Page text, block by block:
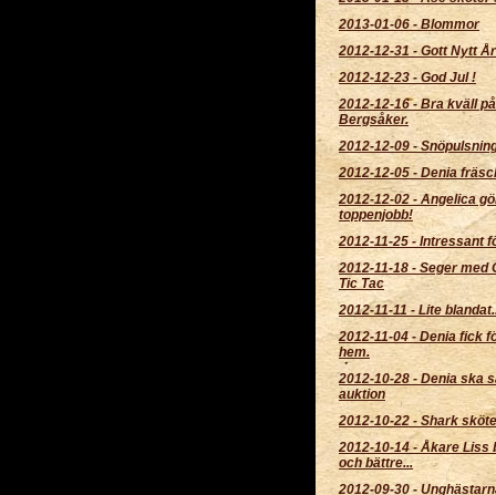
2013-01-06 - Blommor
2012-12-31 - Gott Nytt
2012-12-23-God Jul !
2012-12-16-Bra kväll på
Bergsåker.
2012-12-09 -
2012-12-05 - Denia
2012-12-02-Angelica
toppenjobb!
2012-11-25 -Intressant
2012-11-18 - Seger med
Tic Tac
2012-11-11 - Lite
2012-11-04- Denia fick
hem.
2012-10-28 - Denia ska
auktion
2012-10-22 - Shark
2012-10-14-Åkare Liss
och bättre...
2012-09-30-